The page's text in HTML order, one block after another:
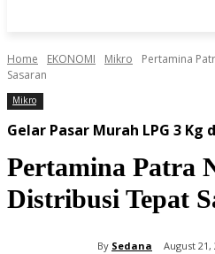
Home EKONOMI Mikro
Pertamina
Sasaran
Mikro
Gelar Pasar Murah LPG 3 Kg
Pertamina Patra
Distribusi Tepat
By Sedana August 21,